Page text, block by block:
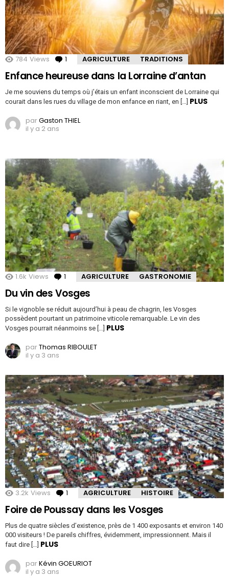
784 Views 1 Comment
AGRICULTURE TRADITIONS
Enfance heureuse dans la Lorraine d’antan
Je me souviens du temps où j’étais un enfant inconscient de Lorraine qui
courait dans les rues du village de mon enfance en riant, en […] PLUS
parGaston THIEL
il y a 2 ans
1.6k Views 1 Comment
AGRICULTURE GASTRONOMIE
Du vin des Vosges
Si le vignoble se réduit aujourd’hui à peau de chagrin, les Vosges
possèdent pourtant un patrimoine viticole remarquable. Le vin des
Vosges pourrait néanmoins se […] PLUS
parThomas RIBOULET
il y a 3 ans
3.2k Views 1 Comment
AGRICULTURE HISTOIRE
Foire de Poussay dans les Vosges
Plus de quatre siècles d’existence, près de 1 400 exposants et environ 140
000 visiteurs ! De pareils chiffres, évidemment, impressionnent. Mais il
faut dire […] PLUS
parKévin GOEURIOT
il y a 3 ans